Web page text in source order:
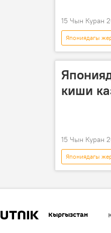
15 Чын Куран
Япониядагы
Япония
киши
15 Чын Куран
Япониядагы
Жаңылыктар
Кыргызстан